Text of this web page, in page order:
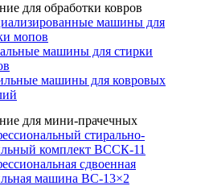
для обработки ковров
машины для
мопов
машины для стирки
машины для ковровых
для мини-прачечных
стирально-
комплект ВССК-11
сдвоенная
машина ВС-13×2